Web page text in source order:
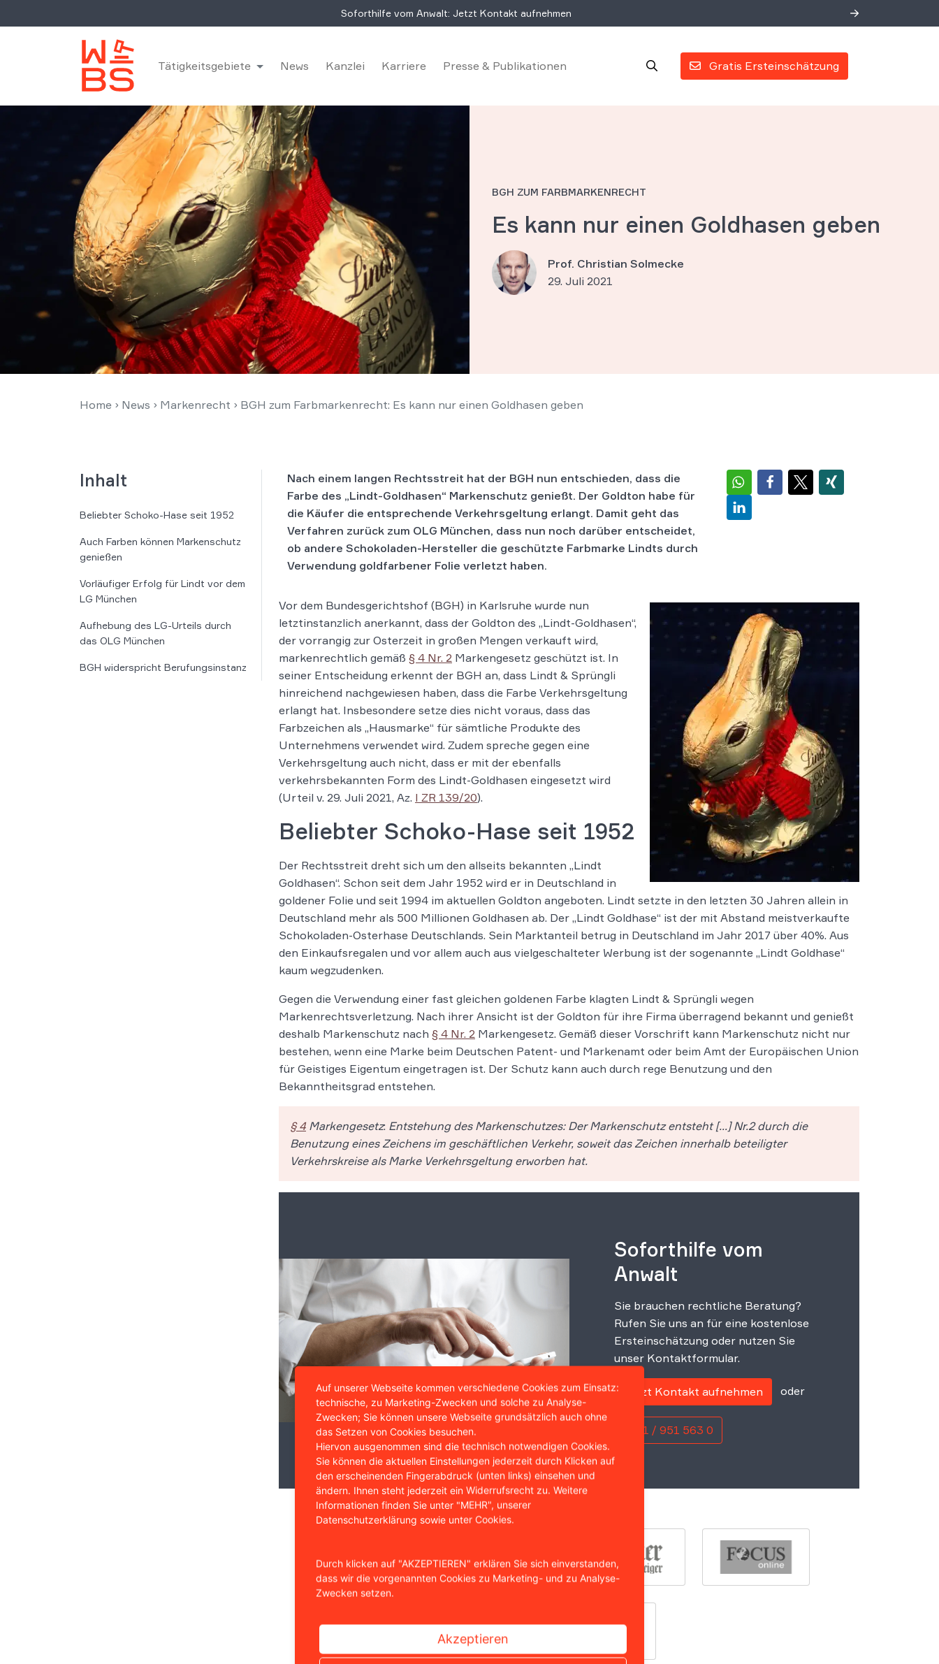
Soforthilfe vom Anwalt: Jetzt Kontakt aufnehmen
Gratis Ersteinschätzung
Tätigkeitsgebiete News Kanzlei Karriere Presse & Publikationen
BGH ZUM FARBMARKENRECHT
Es kann nur einen Goldhasen geben
Prof. Christian Solmecke
29. Juli 2021
Home › News › Markenrecht › BGH zum Farbmarkenrecht: Es kann nur einen Goldhasen geben
Inhalt
Beliebter Schoko-Hase seit 1952
Auch Farben können Markenschutz
genießen
Vorläufiger Erfolg für Lindt vor dem
LG München
Aufhebung des LG-Urteils durch
das OLG München
BGH widerspricht Berufungsinstanz
Nach einem langen Rechtsstreit hat der BGH nun entschieden, dass die
Farbe des „Lindt-Goldhasen“ Markenschutz genießt. Der Goldton habe für
die Käufer die entsprechende Verkehrsgeltung erlangt. Damit geht das
Verfahren zurück zum OLG München, dass nun noch darüber entscheidet,
ob andere Schokoladen-Hersteller die geschützte Farbmarke Lindts durch
Verwendung goldfarbener Folie verletzt haben.
Vor dem Bundesgerichtshof (BGH) in Karlsruhe wurde nun
letztinstanzlich anerkannt, dass der Goldton des „Lindt-Goldhasen“,
der vorrangig zur Osterzeit in großen Mengen verkauft wird,
markenrechtlich gemäß § 4 Nr. 2 Markengesetz geschützt ist. In
seiner Entscheidung erkennt der BGH an, dass Lindt & Sprüngli
hinreichend nachgewiesen haben, dass die Farbe Verkehrsgeltung
erlangt hat. Insbesondere setze dies nicht voraus, dass das
Farbzeichen als „Hausmarke“ für sämtliche Produkte des
Unternehmens verwendet wird. Zudem spreche gegen eine
Verkehrsgeltung auch nicht, dass er mit der ebenfalls
verkehrsbekannten Form des Lindt-Goldhasen eingesetzt wird
(Urteil v. 29. Juli 2021, Az. I ZR 139/20).
Beliebter Schoko-Hase seit 1952
Der Rechtsstreit dreht sich um den allseits bekannten „Lindt
Goldhasen“. Schon seit dem Jahr 1952 wird er in Deutschland in
goldener Folie und seit 1994 im aktuellen Goldton angeboten. Lindt setzte in den letzten 30 Jahren allein in
Deutschland mehr als 500 Millionen Goldhasen ab. Der „Lindt Goldhase“ ist der mit Abstand meistverkaufte
Schokoladen-Osterhase Deutschlands. Sein Marktanteil betrug in Deutschland im Jahr 2017 über 40%. Aus
den Einkaufsregalen und vor allem auch aus vielgeschalteter Werbung ist der sogenannte „Lindt Goldhase“
kaum wegzudenken.
Gegen die Verwendung einer fast gleichen goldenen Farbe klagten Lindt & Sprüngli wegen
Markenrechtsverletzung. Nach ihrer Ansicht ist der Goldton für ihre Firma überragend bekannt und genießt
deshalb Markenschutz nach § 4 Nr. 2 Markengesetz. Gemäß dieser Vorschrift kann Markenschutz nicht nur
bestehen, wenn eine Marke beim Deutschen Patent- und Markenamt oder beim Amt der Europäischen Union
für Geistiges Eigentum eingetragen ist. Der Schutz kann auch durch rege Benutzung und den
Bekanntheitsgrad entstehen.
§ 4Markengesetz: Entstehung des Markenschutzes: Der Markenschutz entsteht […] Nr.2 durch die
Benutzung eines Zeichens im geschäftlichen Verkehr, soweit das Zeichen innerhalb beteiligter
Verkehrskreise als Marke Verkehrsgeltung erworben hat.
Soforthilfe vom
Anwalt
Sie brauchen rechtliche Beratung?
Rufen Sie uns an für eine kostenlose
Ersteinschätzung oder nutzen Sie
unser Kontaktformular.
Jetzt Kontakt aufnehmen oder
0221 / 951 563 0
Wir sind bekannt aus
Auf unserer Webseite kommen verschiedene Cookies zum Einsatz:
technische, zu Marketing-Zwecken und solche zu Analyse-
Zwecken; Sie können unsere Webseite grundsätzlich auch ohne
das Setzen von Cookies besuchen.
Hiervon ausgenommen sind die technisch notwendigen Cookies.
Sie können die aktuellen Einstellungen jederzeit durch Klicken auf
den erscheinenden Fingerabdruck (unten links) einsehen und
ändern. Ihnen steht jederzeit ein Widerrufsrecht zu. Weitere
Informationen finden Sie unter "MEHR", unserer
Datenschutzerklärung sowie unter Cookies.
Durch klicken auf "AKZEPTIEREN" erklären Sie sich einverstanden,
dass wir die vorgenannten Cookies zu Marketing- und zu Analyse-
Zwecken setzen.
Akzeptieren